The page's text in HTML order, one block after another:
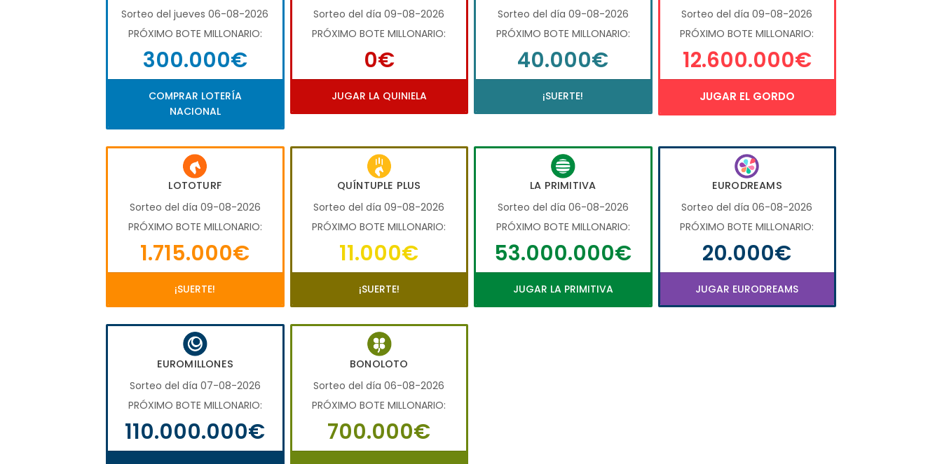
Sorteo del jueves 06-08-2026
PRÓXIMO BOTE MILLONARIO:
300.000€
COMPRAR LOTERÍA
NACIONAL
Sorteo del día 09-08-2026
PRÓXIMO BOTE MILLONARIO:
0€
JUGAR LA QUINIELA
Sorteo del día 09-08-2026
PRÓXIMO BOTE MILLONARIO:
40.000€
¡SUERTE!
Sorteo del día 09-08-2026
PRÓXIMO BOTE MILLONARIO:
12.600.000€
JUGAR EL GORDO
LOTOTURF
Sorteo del día 09-08-2026
PRÓXIMO BOTE MILLONARIO:
1.715.000€
¡SUERTE!
QUÍNTUPLE PLUS
Sorteo del día 09-08-2026
PRÓXIMO BOTE MILLONARIO:
11.000€
¡SUERTE!
LA PRIMITIVA
Sorteo del día 06-08-2026
PRÓXIMO BOTE MILLONARIO:
53.000.000€
JUGAR LA PRIMITIVA
EURODREAMS
Sorteo del día 06-08-2026
PRÓXIMO BOTE MILLONARIO:
20.000€
JUGAR EURODREAMS
EUROMILLONES
Sorteo del día 07-08-2026
PRÓXIMO BOTE MILLONARIO:
110.000.000€
BONOLOTO
Sorteo del día 06-08-2026
PRÓXIMO BOTE MILLONARIO:
700.000€